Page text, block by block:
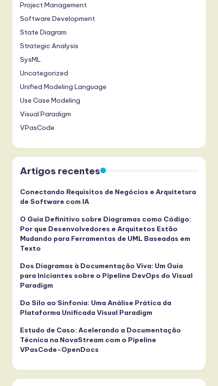
r
e
,
a
n
d
D
it
a
n
n
o
v
a
ti
o
n
Project Management
Software Development
State Diagram
Strategic Analysis
SysML
Uncategorized
Unified Modeling Language
Use Case Modeling
Visual Paradigm
VPasCode
Artigos recentes
Conectando Requisitos de Negócios e Arquitetura
de Software com IA
O Guia Definitivo sobre Diagramas como Código:
Por que Desenvolvedores e Arquitetos Estão
Mudando para Ferramentas de UML Baseadas em
Texto
Dos Diagramas à Documentação Viva: Um Guia
para Iniciantes sobre o Pipeline DevOps do Visual
Paradigm
Do Silo ao Sinfonia: Uma Análise Prática da
Plataforma Unificada Visual Paradigm
Estudo de Caso: Acelerando a Documentação
Técnica na NovaStream com o Pipeline
VPasCode-OpenDocs